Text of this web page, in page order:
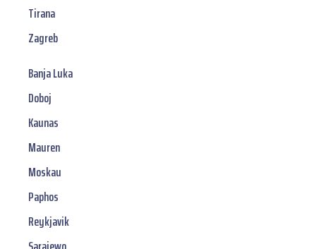
Tirana
Zagreb
Banja Luka
Doboj
Kaunas
Mauren
Moskau
Paphos
Reykjavik